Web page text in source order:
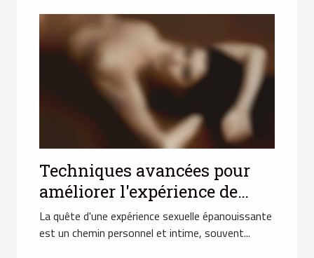
Techniques avancées pour
améliorer l'expérience de
masturbation masculine
La quête d'une expérience sexuelle épanouissante
est un chemin personnel et intime, souvent...